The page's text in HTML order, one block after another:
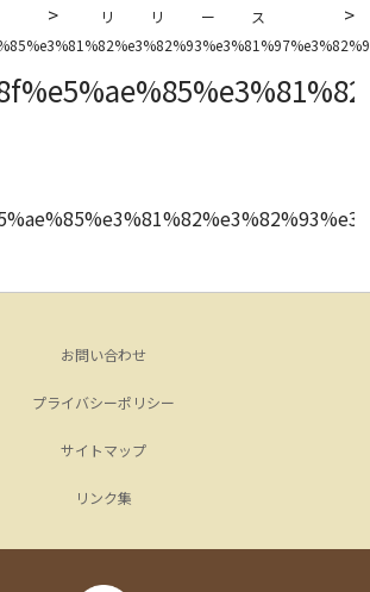
> リリース >
お問い合わせ
プライバシーポリシー
サイトマップ
リンク集